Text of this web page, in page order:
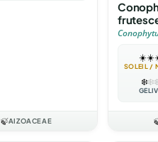
🍃AIZOACEAE
☀️☀️
❄️❄️